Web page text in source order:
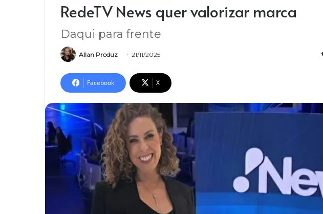
RedeTV News quer valorizar marca
Daqui para frente
Allan Produz 21/11/2025
Facebook X